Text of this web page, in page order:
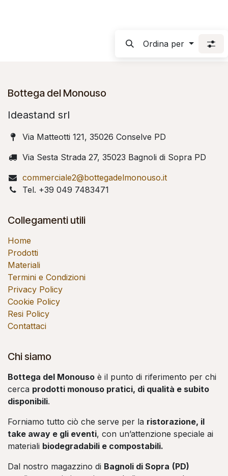
Ordina per
Bottega del Monouso
Ideastand srl
Via Matteotti 121, 35026 Conselve PD
Via Sesta Strada 27, 35023 Bagnoli di Sopra PD
commerciale2@bottegadelmonouso.it
Tel. +39 049 7483471
Collegamenti utili
Home
Prodotti
Materiali
Termini e Condizioni
Privacy Policy
Cookie Policy
Resi Policy
Contattaci
Chi siamo
Bottega del Monouso è il punto di riferimento per chi
cerca prodotti monouso pratici, di qualità e subito
disponibili.
Forniamo tutto ciò che serve per la ristorazione, il
take away e gli eventi, con un’attenzione speciale ai
materiali biodegradabili e compostabili.
Dal nostro magazzino di Bagnoli di Sopra (PD)